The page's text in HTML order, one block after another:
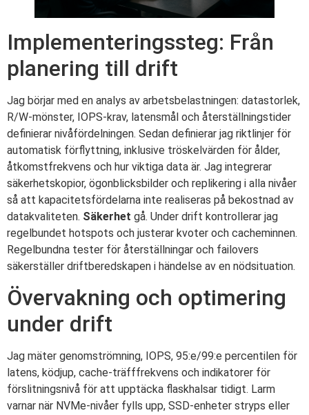
Implementeringssteg: Från
planering till drift
Jag börjar med en analys av arbetsbelastningen: datastorlek,
R/W-mönster, IOPS-krav, latensmål och återställningstider
definierar nivåfördelningen. Sedan definierar jag riktlinjer för
automatisk förflyttning, inklusive tröskelvärden för ålder,
åtkomstfrekvens och hur viktiga data är. Jag integrerar
säkerhetskopior, ögonblicksbilder och replikering i alla nivåer
så att kapacitetsfördelarna inte realiseras på bekostnad av
datakvaliteten. Säkerhet gå. Under drift kontrollerar jag
regelbundet hotspots och justerar kvoter och cacheminnen.
Regelbundna tester för återställningar och failovers
säkerställer driftberedskapen i händelse av en nödsituation.
Övervakning och optimering
under drift
Jag mäter genomströmning, IOPS, 95:e/99:e percentilen för
latens, ködjup, cache-träfffrekvens och indikatorer för
förslitningsnivå för att upptäcka flaskhalsar tidigt. Larm
varnar när NVMe-nivåer fylls upp, SSD-enheter stryps eller